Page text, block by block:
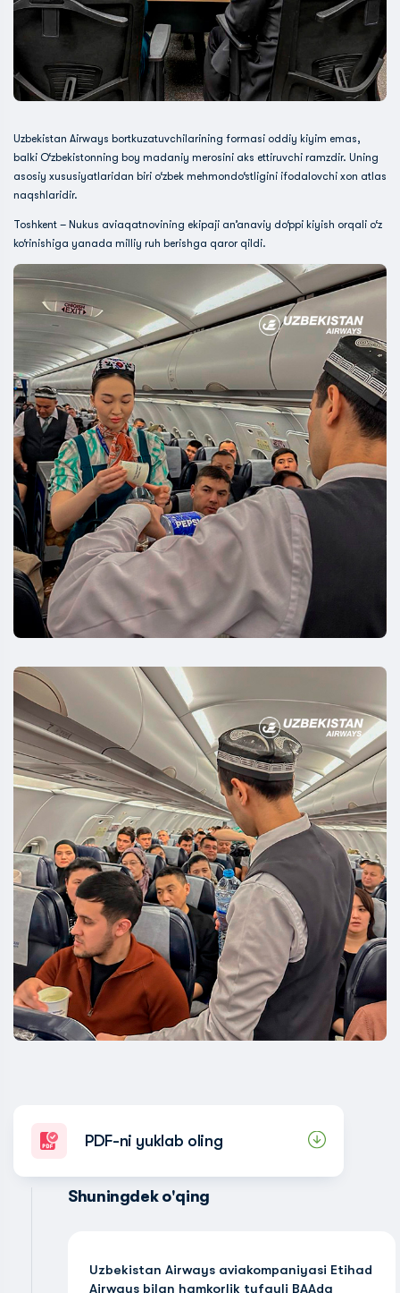
Uzbekistan Airways bortkuzatuvchilarining formasi oddiy kiyim emas,
balki O‘zbekistonning boy madaniy merosini aks ettiruvchi ramzdir. Uning
asosiy xususiyatlaridan biri o‘zbek mehmondo‘stligini ifodalovchi xon atlas
naqshlaridir.
Toshkent – Nukus aviaqatnovining ekipaji an’anaviy do‘ppi kiyish orqali o‘z
ko‘rinishiga yanada milliy ruh berishga qaror qildi.
PDF-ni yuklab oling
Shuningdek o'qing
Uzbekistan Airways aviakompaniyasi Etihad
Airways bilan hamkorlik tufayli BAAda